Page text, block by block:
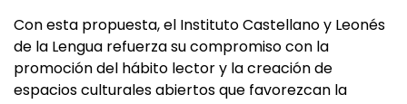
Con esta propuesta, el Instituto Castellano y Leonés
de la Lengua refuerza su compromiso con la
promoción del hábito lector y la creación de